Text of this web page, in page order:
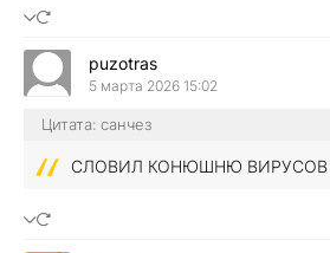
puzotras
5 марта 2026 15:02
Цитата: санчез
СЛОВИЛ КОНЮШНЮ ВИРУСОВ